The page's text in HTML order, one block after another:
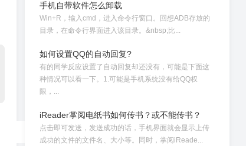
手机自带软件怎么卸载
Win+R，输入cmd，进入命令行窗口。回想ADB存放的
目录，在命令行界面进入该目录。&nbsp;比...
如何设置QQ的自动回复?
有的同学反应设置了自动回复却还没有，可能是下面这
种情况可以看一下。1.可能是手机系统没有给QQ权
限，...
iReader掌阅电纸书如何传书？或不能传书？
点击即可发送，发送成功的话，手机界面就会显示上传
成功的文件的文件名、大小等。同时，掌阅iReade...